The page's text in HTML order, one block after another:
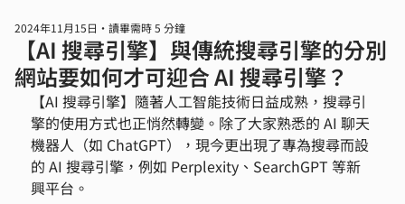
【AI 搜尋引擎】與傳統搜尋引擎的分別
網站要如何才可迎合 AI 搜尋引擎？
2024年11月15日 讀畢需時 5 分鐘
【AI 搜尋引擎】隨著人工智能技術日益成熟，搜尋引
擎的使用方式也正悄然轉變。除了大家熟悉的 AI 聊天
機器人（如 ChatGPT），現今更出現了專為搜尋而設
的 AI 搜尋引擎，例如 Perplexity、SearchGPT 等新
興平台。